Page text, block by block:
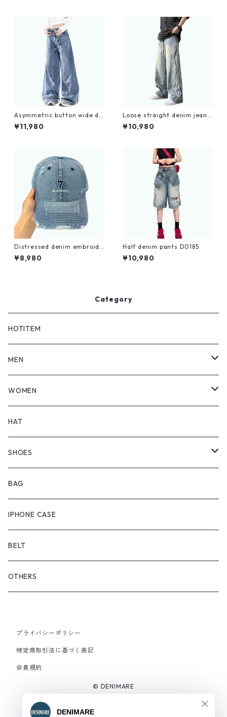
Asymmetric button wide de
nim jeans D0198
¥11,980
Loose straight denim jeans
D0209
¥10,980
Distressed denim embroide
ry cap D0212
¥8,980
Half denim pants D0185
¥10,980
Category
HOTITEM
MEN
TOPS
BOTTOMS
OUTER
WOMEN
TOPS
BOTTOMS
ONEPIECE
OUTER
HAT
SHOES
ブーツ
スニーカー
サンダル
BAG
IPHONE CASE
BELT
OTHERS
プライバシーポリシー
特定商取引法に基づく表記
会員規約
© DENIMARE